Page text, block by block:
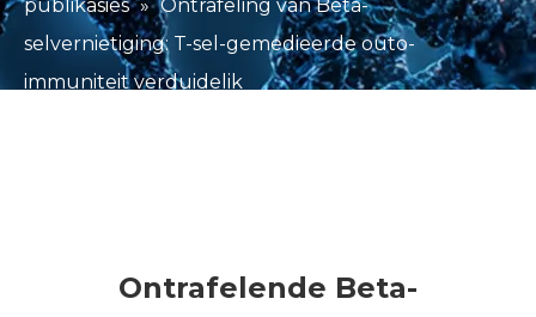
publikasies » Ontrafeling van Beta-
selvernietiging: T-sel-gemedieerde outo-
immuniteit verduidelik
Ontrafelende Beta-